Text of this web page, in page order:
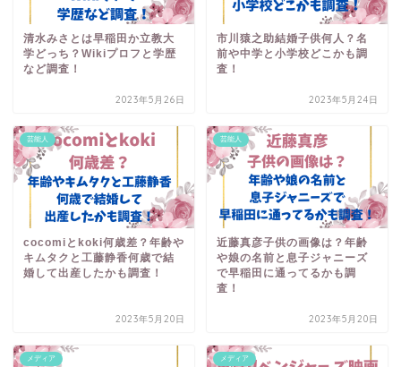
清水みさとは早稲田か立教大
学どっち？Wikiプロフと学歴
など調査！
2023年5月26日
市川猿之助結婚子供何人？名
前や中学と小学校どこかも調
査！
2023年5月24日
芸能人
cocomiとkoki何歳差？年齢や
キムタクと工藤静香何歳で結
婚して出産したかも調査！
2023年5月20日
芸能人
近藤真彦子供の画像は？年齢
や娘の名前と息子ジャニーズ
で早稲田に通ってるかも調
査！
2023年5月20日
メディア メディア